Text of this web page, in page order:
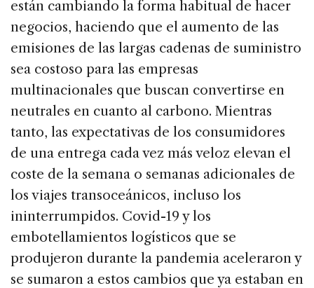
están cambiando la forma habitual de hacer
negocios, haciendo que el aumento de las
emisiones de las largas cadenas de suministro
sea costoso para las empresas
multinacionales que buscan convertirse en
neutrales en cuanto al carbono. Mientras
tanto, las expectativas de los consumidores
de una entrega cada vez más veloz elevan el
coste de la semana o semanas adicionales de
los viajes transoceánicos, incluso los
ininterrumpidos. Covid-19 y los
embotellamientos logísticos que se
produjeron durante la pandemia aceleraron y
se sumaron a estos cambios que ya estaban en